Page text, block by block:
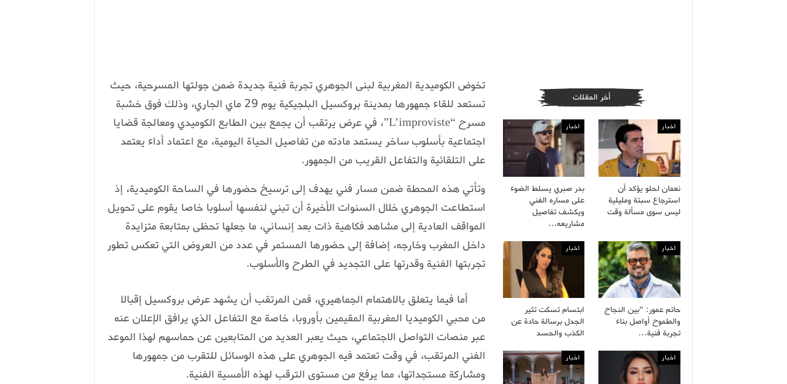
تخوض الكوميدية المغربية لبنى الجوهري تجربة فنية جديدة ضمن جولتها المسرحية، حيث
تستعد للقاء جمهورها بمدينة بروكسيل البلجيكية يوم 29 ماي الجاري، وذلك فوق خشبة
مسرح “L’improviste”، في عرض يرتقب أن يجمع بين الطابع الكوميدي ومعالجة قضايا
اجتماعية بأسلوب ساخر يستمد مادته من تفاصيل الحياة اليومية، مع اعتماد أداء يعتمد
على التلقائية والتفاعل القريب من الجمهور.
وتأتي هذه المحطة ضمن مسار فني يهدف إلى ترسيخ حضورها في الساحة الكوميدية، إذ
استطاعت الجوهري خلال السنوات الأخيرة أن تبني لنفسها أسلوبا خاصا يقوم على تحويل
المواقف العادية إلى مشاهد فكاهية ذات بعد إنساني، ما جعلها تحظى بمتابعة متزايدة
داخل المغرب وخارجه، إضافة إلى حضورها المستمر في عدد من العروض التي تعكس تطور
تجربتها الفنية وقدرتها على التجديد في الطرح والأسلوب.
أما فيما يتعلق بالاهتمام الجماهيري، فمن المرتقب أن يشهد عرض بروكسيل إقبالا
من محبي الكوميديا المغربية المقيمين بأوروبا، خاصة مع التفاعل الذي يرافق الإعلان عنه
عبر منصات التواصل الاجتماعي، حيث يعبر العديد من المتابعين عن حماسهم لهذا الموعد
الفني المرتقب، في وقت تعتمد فيه الجوهري على هذه الوسائل للتقرب من جمهورها
ومشاركة مستجداتها، مما يرفع من مستوى الترقب لهذه الأمسية الفنية.
أخر المقلات
اخبار
نعمان لحلو يؤكد أن
استرجاع سبتة ومليلية
ليس سوى مسألة وقت
اخبار
بدر صبري يسلط الضوء
على مساره الفني
ويكشف تفاصيل
مشاريعه…
اخبار
حاتم عمور: “بين النجاح
والطموح أواصل بناء
تجربة فنية…
اخبار
ابتسام تسكت تثير
الجدل برسالة حادة عن
الكذب والحسد
اخبار اخبار